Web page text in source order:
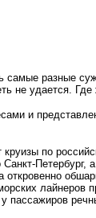
разные
не удается. Где
и
по
пассажиров